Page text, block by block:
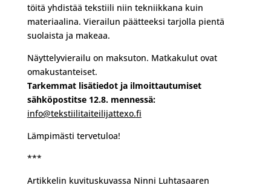
töitä yhdistää tekstiili niin tekniikkana kuin
materiaalina. Vierailun päätteeksi tarjolla pientä
suolaista ja makeaa.
Näyttelyvierailu on maksuton. Matkakulut ovat
omakustanteiset.
Tarkemmat lisätiedot ja ilmoittautumiset
sähköpostitse 12.8. mennessä:
info@tekstiilitaiteilijattexo.fi
Lämpimästi tervetuloa!
***
Artikkelin kuvituskuvassa Ninni Luhtasaaren